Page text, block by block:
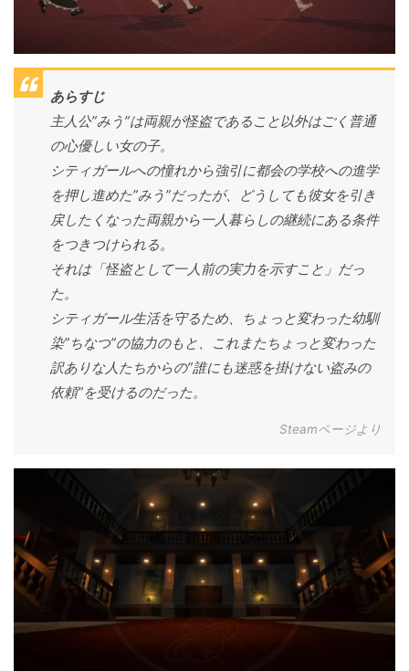
あらすじ
主人公”みう”は両親が怪盗であること以外はごく普通
の心優しい女の子。
シティガールへの憧れから強引に都会の学校への進学
を押し進めた”みう”だったが、どうしても彼女を引き
戻したくなった両親から一人暮らしの継続にある条件
をつきつけられる。
それは「怪盗として一人前の実力を示すこと」だっ
た。
シティガール生活を守るため、ちょっと変わった幼馴
染”ちなつ”の協力のもと、これまたちょっと変わった
訳ありな人たちからの”誰にも迷惑を掛けない盗みの
依頼”を受けるのだった。
Steamページより